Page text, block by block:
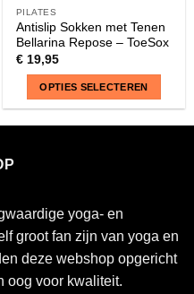
PILATES
Antislip Sokken met Tenen
Bellarina Repose – ToeSox
€19,95
OPTIES SELECTEREN
Deze
gekozen
worden
yoga- en
groot fan zijn van yoga en
deze webshop opgericht
oog voor kwaliteit.